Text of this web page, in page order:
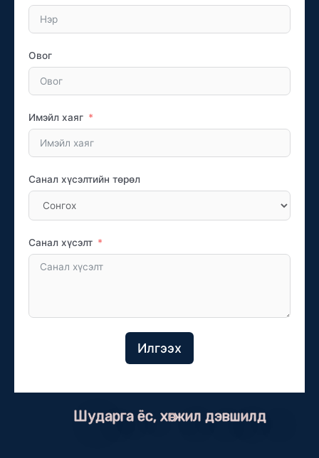
Овог
Имэйл хаяг
Санал хүсэлтийн төрөл
Санал хүсэлт
Илгээх
Шударга ёс, хөгжил дэвшилд